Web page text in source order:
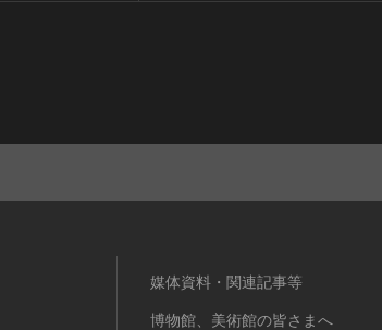
媒体資料・関連記事等
博物館、美術館の皆さまへ